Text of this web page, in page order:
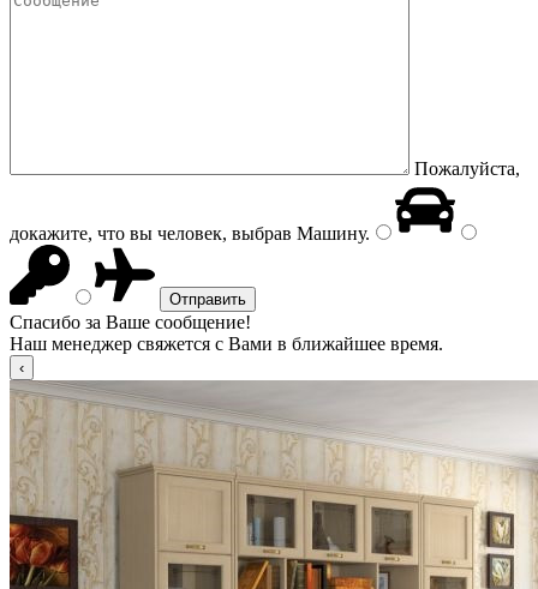
Пожалуйста,
докажите, что вы человек, выбрав Машину.
Спасибо за Ваше сообщение!
Наш менеджер свяжется с Вами в ближайшее время.